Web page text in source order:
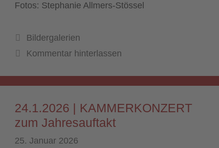
Fotos: Stephanie Allmers-Stössel
Kategorien
Bildergalerien
Kommentar hinterlassen
24.1.2026 | KAMMERKONZERT
zum Jahresauftakt
25. Januar 2026